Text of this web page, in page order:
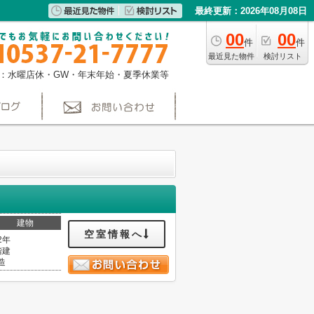
最終更新：2026年08月08日
00件
最近見た物件
00件
検討リスト
水曜店休・GW・年末年始・夏季休業等
建物
年
建
空室情報へ